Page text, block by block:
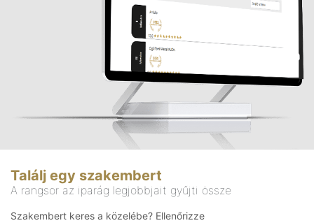
Találj egy szakembert
A rangsor az iparág legjobbjait gyűjti össze
Szakembert keres a közelébe? Ellenőrizze